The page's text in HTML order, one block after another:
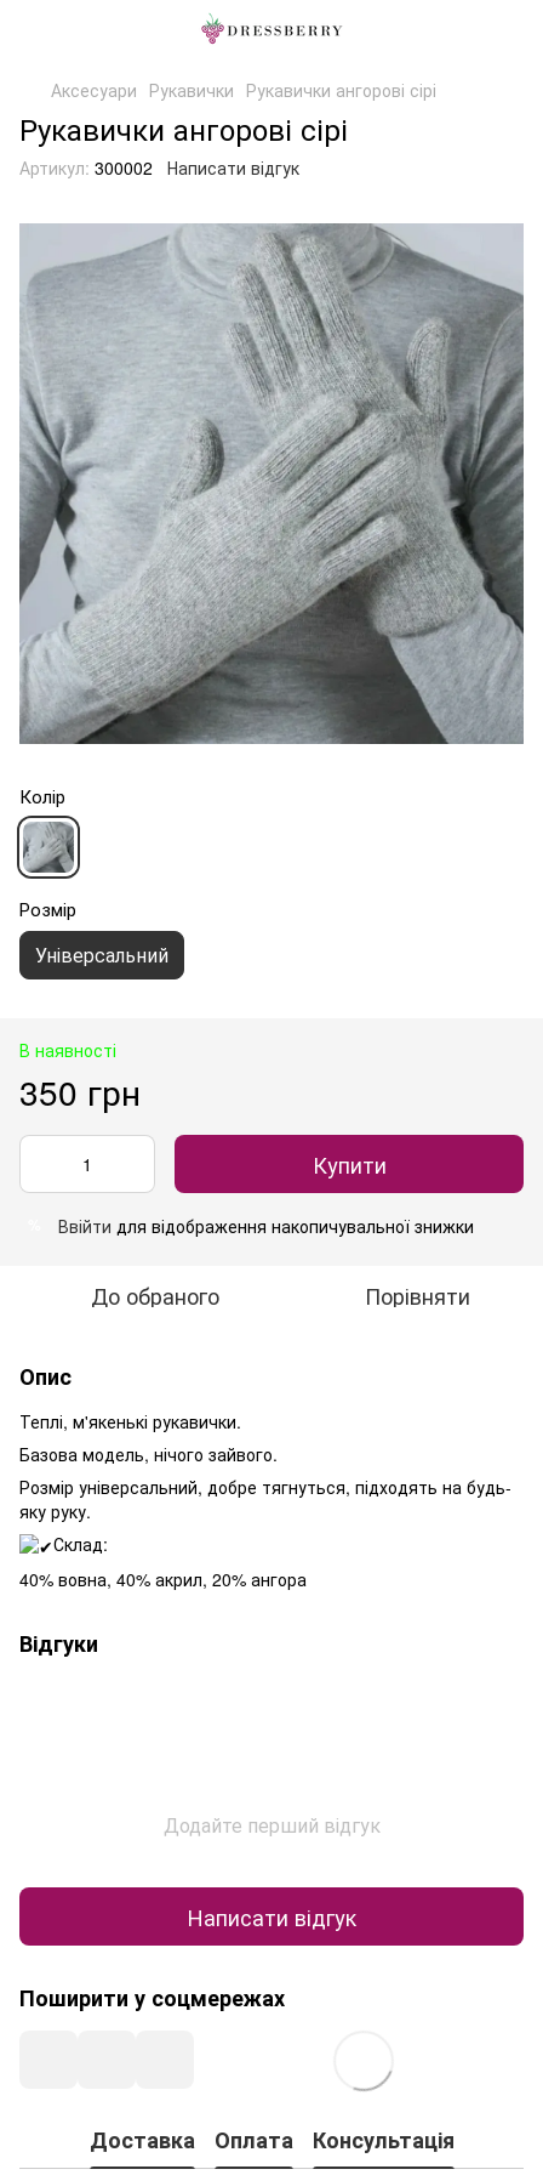
Аксесуари Рукавички Рукавички ангорові сірі
Рукавички ангорові сірі
Артикул: 300002 Написати відгук
Колір
Розмір
Універсальний
В наявності
350 грн
Купити
Ввійти для відображення накопичувальної знижки
До обраного Порівняти
Опис
Теплі, м'якенькі рукавички.
Базова модель, нічого зайвого.
Розмір універсальний, добре тягнуться, підходять на будь-
яку руку.
Склад:
40% вовна, 40% акрил, 20% ангора
Відгуки
Додайте перший відгук
Написати відгук
Поширити у соцмережах
Доставка Оплата Консультація